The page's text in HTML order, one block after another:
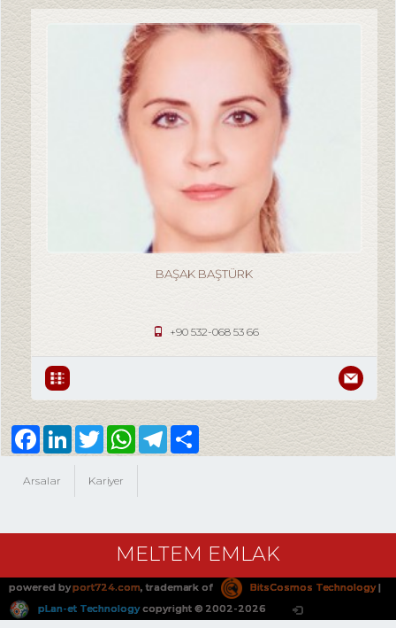
BAŞAK BAŞTÜRK
+90 532-068 53 66
Arsalar Kariyer
FacebookLinkedInTwitter WhatsAppTelegramShare
MELTEM EMLAK
powered byport724.com, trademark of BitsCosmos Technology|
pLan-et Technologycopyright © 2002-2026